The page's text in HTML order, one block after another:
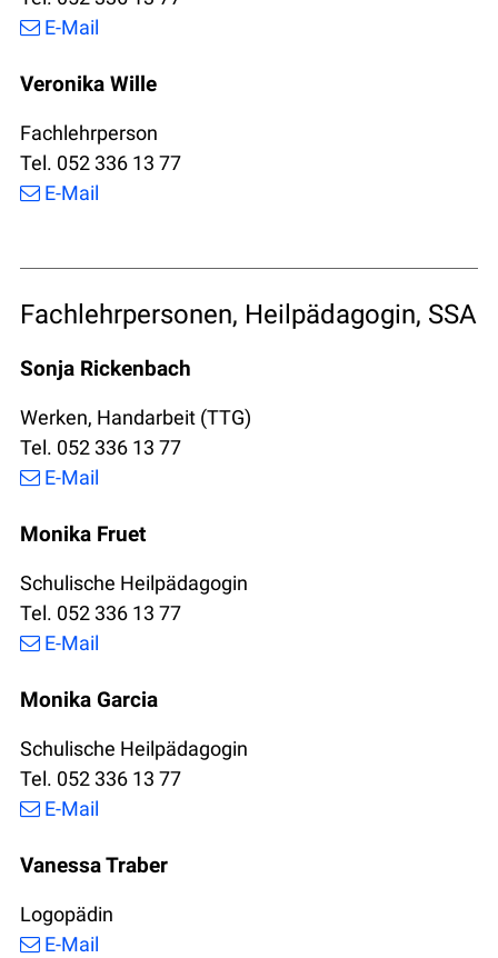
E-Mail
Veronika Wille
Fachlehrperson
Tel. 052 336 13 77
E-Mail
Fachlehrpersonen, Heilpädagogin, SSA
Sonja Rickenbach
Werken, Handarbeit (TTG)
Tel. 052 336 13 77
E-Mail
Monika Fruet
Schulische Heilpädagogin
Tel. 052 336 13 77
E-Mail
Monika Garcia
Schulische Heilpädagogin
Tel. 052 336 13 77
E-Mail
Vanessa Traber
Logopädin
E-Mail